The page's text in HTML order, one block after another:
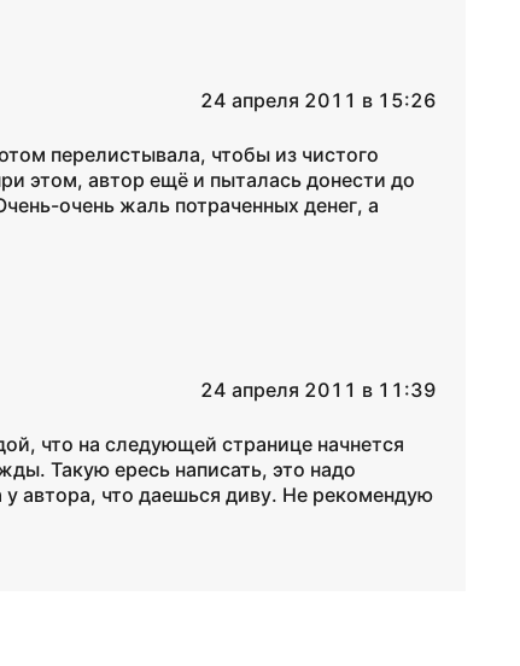
24 апреля 2011 в 15:26
перелистывала, чтобы из чистого
этом, автор ещё и пыталась донести до
очень жаль потраченных денег, а
24 апреля 2011 в 11:39
что на следующей странице начнется
Такую ересь написать, это надо
автора, что даешься диву. Не рекомендую